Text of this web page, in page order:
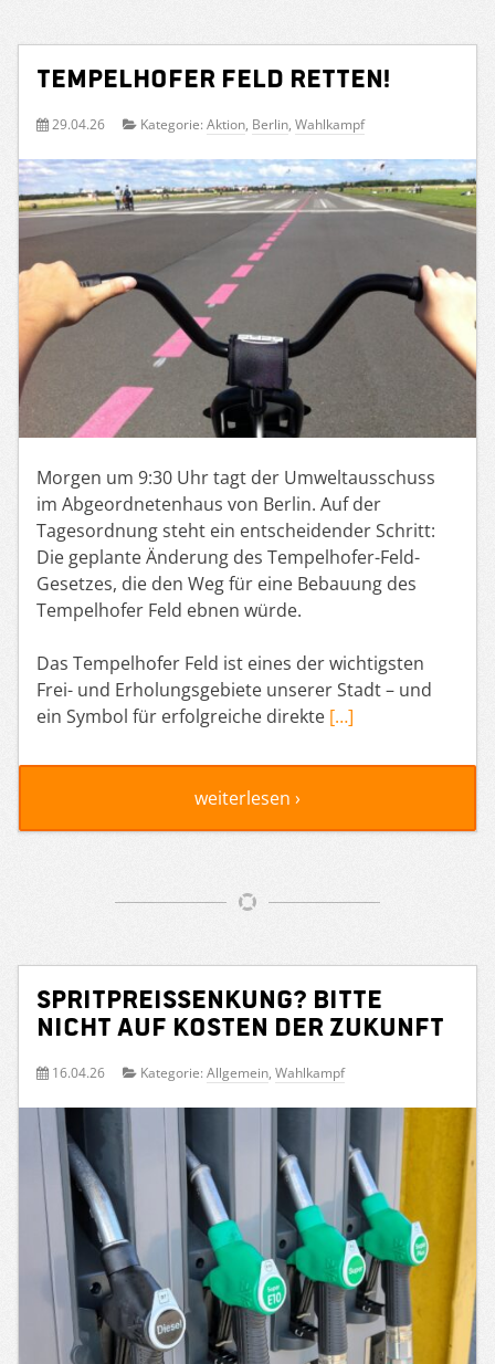
Tempelhofer Feld retten!
29.04.26 Kategorie: Aktion, Berlin, Wahlkampf
Morgen um 9:30 Uhr tagt der Umweltausschuss
im Abgeordnetenhaus von Berlin. Auf der
Tagesordnung steht ein entscheidender Schritt:
Die geplante Änderung des Tempelhofer-Feld-
Gesetzes, die den Weg für eine Bebauung des
Tempelhofer Feld ebnen würde.
Das Tempelhofer Feld ist eines der wichtigsten
Frei- und Erholungsgebiete unserer Stadt – und
ein Symbol für erfolgreiche direkte […]
weiterlesen ›
Spritpreissenkung? Bitte
nicht auf Kosten der Zukunft
16.04.26 Kategorie: Allgemein, Wahlkampf